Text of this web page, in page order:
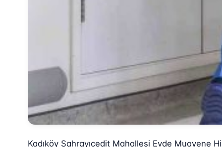
Kadıköy Sahrayıcedit Mahallesi Evde Muayene